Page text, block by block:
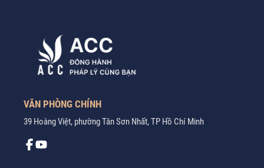
VĂN PHÒNG CHÍNH
39 Hoàng Việt, phường Tân Sơn Nhất, TP Hồ Chí Minh